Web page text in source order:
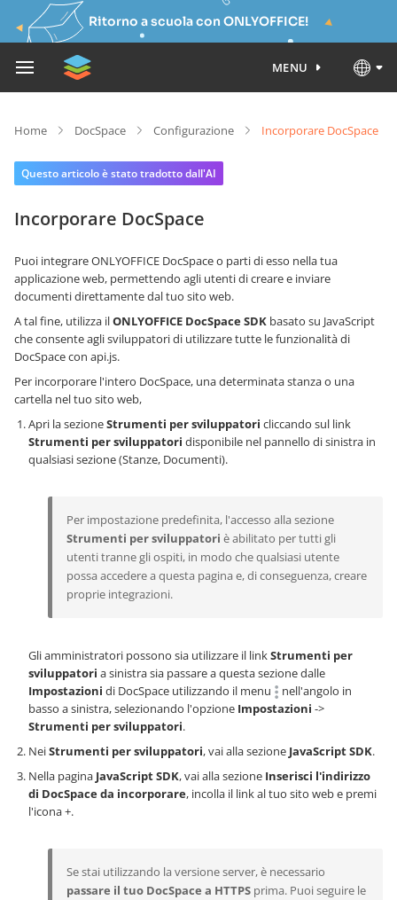
Ritorno a scuola con ONLYOFFICE!
MENU
Home DocSpace Configurazione Incorporare DocSpace
Questo articolo è stato tradotto dall'AI
Incorporare DocSpace
Puoi integrare ONLYOFFICE DocSpace o parti di esso nella tua
applicazione web, permettendo agli utenti di creare e inviare
documenti direttamente dal tuo sito web.
A tal fine, utilizza ilONLYOFFICE DocSpace SDK basato su JavaScript
che consente agli sviluppatori di utilizzare tutte le funzionalità di
DocSpace con api.js.
Per incorporare l'intero DocSpace, una determinata stanza o una
cartella nel tuo sito web,
Apri la sezioneStrumenti per sviluppatori cliccando sul link
Strumenti per sviluppatori disponibile nel pannello di sinistra in
qualsiasi sezione (Stanze, Documenti).
Per impostazione predefinita, l'accesso alla sezione
Strumenti per sviluppatori è abilitato per tutti gli
utenti tranne gli ospiti, in modo che qualsiasi utente
possa accedere a questa pagina e, di conseguenza, creare
proprie integrazioni.
Gli amministratori possono sia utilizzare il linkStrumenti per
sviluppatori a sinistra sia passare a questa sezione dalle
Impostazioni di DocSpace utilizzando il menu
nell'angolo in
basso a sinistra, selezionando l'opzione Impostazioni ->
Strumenti per sviluppatori.
NeiStrumenti per sviluppatori, vai alla sezione JavaScript SDK.
Nella pagina JavaScript SDK, vai alla sezione Inserisci l'indirizzo
di DocSpace da incorporare, incolla il link al tuo sito web e premi
l'icona +.
Se stai utilizzando la versione server, è necessario
passare il tuo DocSpace a HTTPS prima. Puoi seguire le